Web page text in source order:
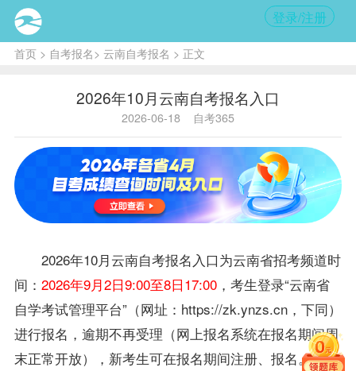
登录/注册
首页> 自考报名> 云南自考报名 > 正文
2026年10月云南自考报名入口
2026-06-18 自考365
2026年10月云南自考报名入口为云南省招考频道时
间： 2026年9月2日9:00至8日17:00，考生登录“云南省
自学考试管理平台”（网址：https://zk.ynzs.cn，下同）
进行报名，逾期不再受理（网上报名系统在报名期间周
末正常开放），新考生可在报名期间注册、报名。